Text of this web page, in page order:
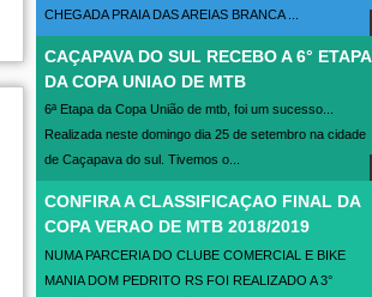
CHEGADA PRAIA DAS AREIAS BRANCA ...
CAÇAPAVA DO SUL RECEBO A 6° ETAPA
DA COPA UNIAO DE MTB
6ª Etapa da Copa União de mtb, foi um sucesso...
Realizada neste domingo dia 25 de setembro na cidade
de Caçapava do sul. Tivemos o...
CONFIRA A CLASSIFICAÇAO FINAL DA
COPA VERAO DE MTB 2018/2019
NUMA PARCERIA DO CLUBE COMERCIAL E BIKE
MANIA DOM PEDRITO RS FOI REALIZADO A 3°